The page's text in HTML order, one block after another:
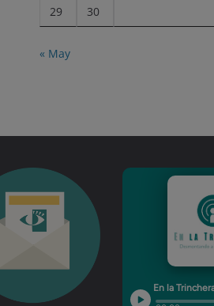
29 30
« May